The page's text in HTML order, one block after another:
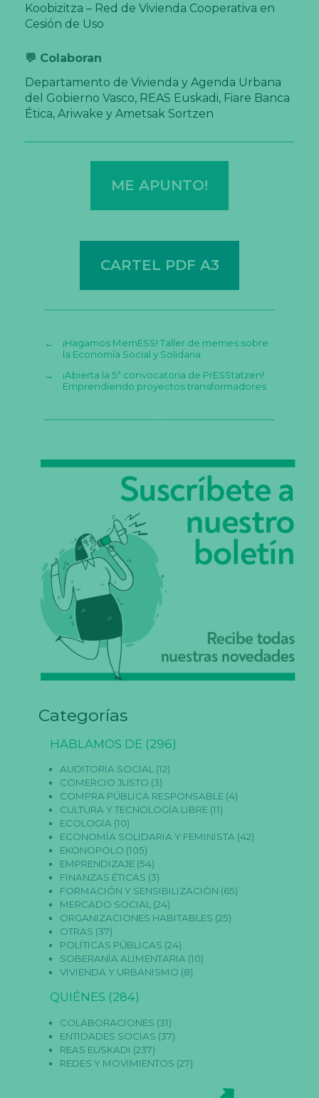
Koobizitza – Red de Vivienda Cooperativa en
Cesión de Uso
💬 Colaboran
Departamento de Vivienda y Agenda Urbana
del Gobierno Vasco, REAS Euskadi, Fiare Banca
Ética, Ariwake y Ametsak Sortzen
ME APUNTO!
CARTEL PDF A3
←
¡Hagamos MemESS! Taller de memes sobre
la Economía Social y Solidaria
→
¡Abierta la 5ª convocatoria de PrESStatzen!
Emprendiendo proyectos transformadores
Categorías
HABLAMOS DE (296)
AUDITORIA SOCIAL (12)
COMERCIO JUSTO (3)
COMPRA PÚBLICA RESPONSABLE(4)
CULTURA Y TECNOLOGÍA LIBRE(11)
ECOLOGÍA (10)
ECONOMÍA SOLIDARIA Y FEMINISTA (42)
EKONOPOLO (105)
EMPRENDIZAJE(54)
FINANZAS ÉTICAS (3)
FORMACIÓN Y SENSIBILIZACIÓN (65)
MERCADO SOCIAL (24)
ORGANIZACIONES HABITABLES (25)
OTRAS (37)
POLÍTICAS PÚBLICAS (24)
SOBERANÍA ALIMENTARIA (10)
VIVIENDA Y URBANISMO (8)
QUIÉNES (284)
COLABORACIONES (31)
ENTIDADES SOCIAS (37)
REAS EUSKADI (237)
REDES Y MOVIMIENTOS (27)
a
s
E
n
o
s
n
n
e
n
n
s